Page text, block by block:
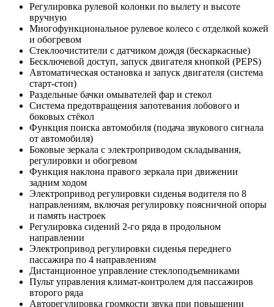
Регулировка рулевой колонки по вылету и высоте
вручную
Многофункциональное рулевое колесо с отделкой кожей
и обогревом
Стеклоочистители с датчиком дождя (бескаркасные)
Бесключевой доступ, запуск двигателя кнопкой (PEPS)
Автоматическая остановка и запуск двигателя (система
старт-стоп)
Раздельные бачки омывателей фар и стекол
Система предотвращения запотевания лобового и
боковых стёкол
Функция поиска автомобиля (подача звукового сигнала
от автомобиля)
Боковые зеркала с электроприводом складывания,
регулировки и обогревом
Функция наклона правого зеркала при движении
задним ходом
Электропривод регулировки сиденья водителя по 8
направлениям, включая регулировку поясничной опоры
и память настроек
Регулировка сидений 2-го ряда в продольном
направлении
Электропривод регулировки сиденья переднего
пассажира по 4 направлениям
Дистанционное управление стеклоподъемниками
Пульт управления климат-контролем для пассажиров
второго ряда
Авторегулировка громкости звука при повышении